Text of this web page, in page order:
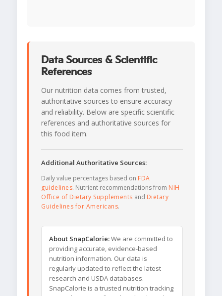
Data Sources & Scientific
References
Our nutrition data comes from trusted,
authoritative sources to ensure accuracy
and reliability. Below are specific scientific
references and authoritative sources for
this food item.
Additional Authoritative Sources:
Daily value percentages based on FDA
guidelines. Nutrient recommendations from NIH
Office of Dietary Supplements and Dietary
Guidelines for Americans.
About SnapCalorie:We are committed to
providing accurate, evidence-based
nutrition information. Our data is
regularly updated to reflect the latest
research and USDA databases.
SnapCalorie is a trusted nutrition tracking